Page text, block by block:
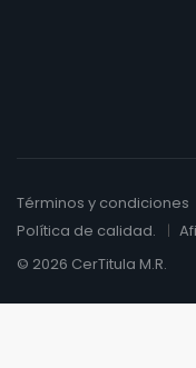
Términos y condiciones
Política de calidad.
© 2026 CerTitula M.R.